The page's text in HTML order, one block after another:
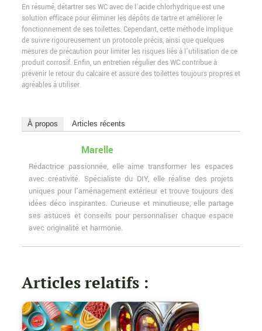
En résumé, détartrer ses WC avec de l’acide chlorhydrique est une
solution efficace pour éliminer les dépôts de tartre et améliorer le
fonctionnement de ses toilettes. Cependant, cette méthode implique
de suivre rigoureusement un protocole précis, ainsi que quelques
mesures de précaution pour limiter les risques liés à l’utilisation de ce
produit corrosif. Enfin, un entretien régulier des WC contribue à
prévenir le retour du calcaire et assure des toilettes toujours propres et
agréables à utiliser.
À propos Articles récents
Marelle
Rédactrice passionnée, elle aime transformer les espaces
avec créativité. Spécialiste du DIY, elle réalise des projets
uniques pour l'aménagement extérieur et trouve toujours des
idées déco inspirantes. Curieuse et minutieuse, elle partage
ses astuces et conseils pour personnaliser chaque espace
avec originalité et harmonie.
Articles relatifs :